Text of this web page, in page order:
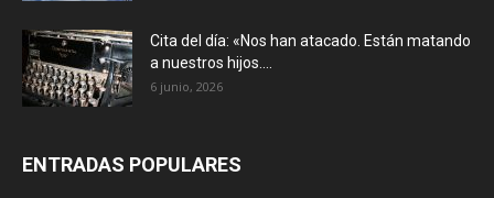
Cita del día: «Nos han atacado. Están matando
a nuestros hijos....
6 junio, 2026
ENTRADAS POPULARES